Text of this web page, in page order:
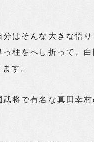
分はそんな大きな悟
っ柱をへし折って、
す。
武将で有名な真田幸